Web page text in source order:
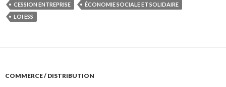
CESSION ENTREPRISE
ÉCONOMIE SOCIALE ET SOLIDAIRE
LOI ESS
COMMERCE / DISTRIBUTION